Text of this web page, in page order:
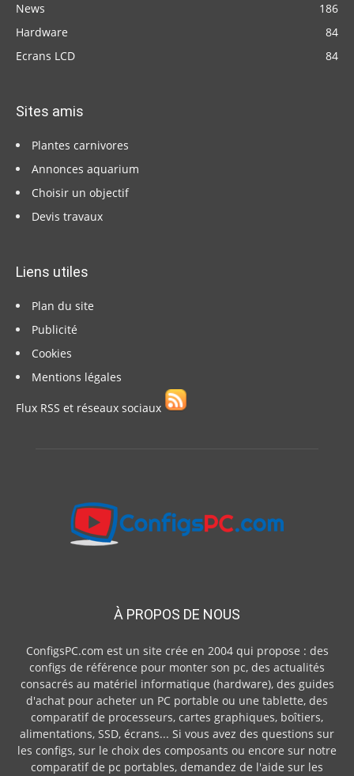
News
186
Hardware
84
Ecrans LCD
84
Sites amis
Plantes carnivores
Annonces aquarium
Choisir un objectif
Devis travaux
Liens utiles
Plan du site
Publicité
Cookies
Mentions légales
Flux RSS et réseaux sociaux
À PROPOS DE NOUS
ConfigsPC.com est un site crée en 2004 qui propose : des
configs de référence pour monter son pc, des actualités
consacrés au matériel informatique (hardware), des guides
d'achat pour acheter un PC portable ou une tablette, des
comparatif de processeurs, cartes graphiques, boîtiers,
alimentations, SSD, écrans... Si vous avez des questions sur
les configs, sur le choix des composants ou encore sur notre
comparatif de pc portables, demandez de l'aide sur les